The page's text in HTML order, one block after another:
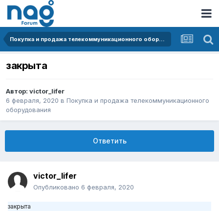
Покупка и продажа телекоммуникационного оборудования
закрыта
Автор: victor_lifer
6 февраля, 2020 в Покупка и продажа телекоммуникационного
оборудования
Ответить
victor_lifer
Опубликовано 6 февраля, 2020
закрыта